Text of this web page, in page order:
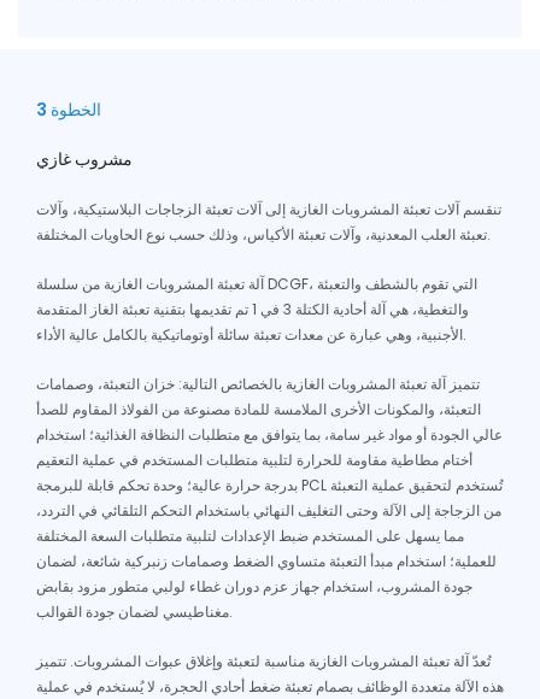
الخطوة 3
مشروب غازي
تنقسم آلات تعبئة المشروبات الغازية إلى آلات تعبئة الزجاجات البلاستيكية، وآلات
تعبئة العلب المعدنية، وآلات تعبئة الأكياس، وذلك حسب نوع الحاويات المختلفة.
آلة تعبئة المشروبات الغازية من سلسلة DCGF، التي تقوم بالشطف والتعبئة
والتغطية، هي آلة أحادية الكتلة 3 في 1 تم تقديمها بتقنية تعبئة الغاز المتقدمة
الأجنبية، وهي عبارة عن معدات تعبئة سائلة أوتوماتيكية بالكامل عالية الأداء.
تتميز آلة تعبئة المشروبات الغازية بالخصائص التالية: خزان التعبئة، وصمامات
التعبئة، والمكونات الأخرى الملامسة للمادة مصنوعة من الفولاذ المقاوم للصدأ
عالي الجودة أو مواد غير سامة، بما يتوافق مع متطلبات النظافة الغذائية؛ استخدام
أختام مطاطية مقاومة للحرارة لتلبية متطلبات المستخدم في عملية التعقيم
بدرجة حرارة عالية؛ وحدة تحكم قابلة للبرمجة PCL تُستخدم لتحقيق عملية التعبئة
من الزجاجة إلى الآلة وحتى التغليف النهائي باستخدام التحكم التلقائي في التردد،
مما يسهل على المستخدم ضبط الإعدادات لتلبية متطلبات السعة المختلفة
للعملية؛ استخدام مبدأ التعبئة متساوي الضغط وصمامات زنبركية شائعة، لضمان
جودة المشروب، استخدام جهاز عزم دوران غطاء لولبي متطور مزود بقابض
مغناطيسي لضمان جودة القوالب.
تُعدّ آلة تعبئة المشروبات الغازية مناسبة لتعبئة وإغلاق عبوات المشروبات. تتميز
هذه الآلة متعددة الوظائف بصمام تعبئة ضغط أحادي الحجرة، لا يُستخدم في عملية